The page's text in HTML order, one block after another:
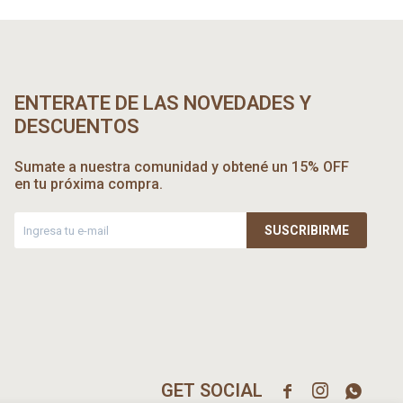
ENTERATE DE LAS NOVEDADES Y
DESCUENTOS
Sumate a nuestra comunidad y obtené un 15% OFF
en tu próxima compra.
SUSCRIBIRME
  